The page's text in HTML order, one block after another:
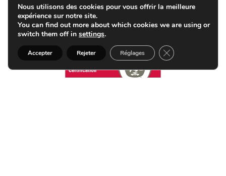
Nous utilisons des cookies pour vous offrir la meilleure
expérience sur notre site.
You can find out more about which cookies we are using or
switch them off in settings.
Accepter Rejeter Réglages Fermer la